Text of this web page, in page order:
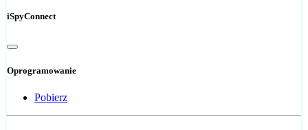
iSpyConnect
Oprogramowanie
Pobierz